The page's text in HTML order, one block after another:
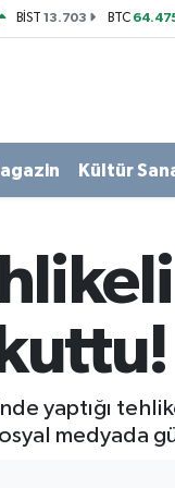
BİST13.703 BTC
Kültür
yaptığı
medyada